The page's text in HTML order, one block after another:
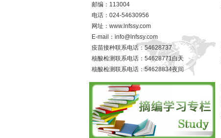
邮编：113004
电话：024-54630956
网址：www.lnfssy.com
E-mail：info@lnfssy.com
疫苗接种联系电话：54628737
核酸检测联系电话：54628771白天
核酸检测联系电话：54628834夜间